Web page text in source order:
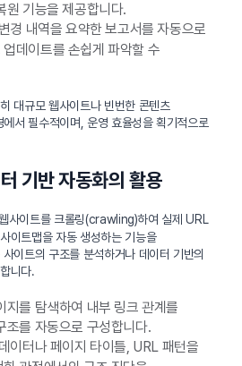
원 기능을 제공합니다.
경 내역을 요약한 보고서를 자동으로
데이트를 손쉽게 파악할 수
대규모 웹사이트나 빈번한 콘텐츠
서 필수적이며, 운영 효율성을 획기적으로
기반 자동화의 활용
사이트를 크롤링(crawling)하여 실제 URL
이트맵을 자동 생성하는 기능을
이트의 구조를 분석하거나 데이터 기반의
니다.
지를 탐색하여 내부 링크 관계를
조를 자동으로 구성합니다.
이터나 페이지 타이틀, URL 패턴을